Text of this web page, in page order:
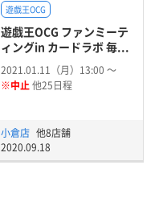
遊戯王OCG
遊戯王OCG ファンミーテ
ィングin カードラボ 毎...
2021.01.11（月）13:00 〜
※中止他25日程
小倉店 他8店舗
2020.09.18